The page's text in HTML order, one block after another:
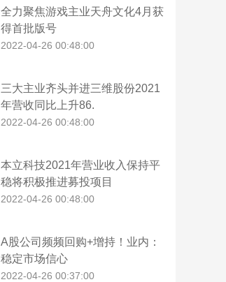
全力聚焦游戏主业天舟文化4月获
得首批版号
2022-04-26 00:48:00
三大主业齐头并进三维股份2021
年营收同比上升86.
2022-04-26 00:48:00
本立科技2021年营业收入保持平
稳将积极推进募投项目
2022-04-26 00:48:00
A股公司频频回购+增持！业内：
稳定市场信心
2022-04-26 00:37:00